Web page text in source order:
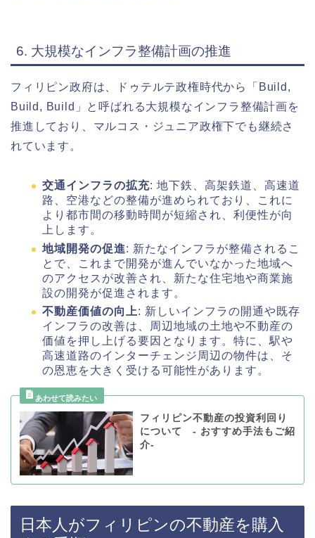
6. 大規模なインフラ整備計画の推進
フィリピン政府は、ドゥテルテ政権時代から「Build,
Build, Build」と呼ばれる大規模なインフラ整備計画を
推進しており、マルコス・ジュニア政権下でも継続さ
れています。
交通インフラの拡充: 地下鉄、高架鉄道、高速道
路、空港などの整備が進められており、これに
より都市間の移動時間が短縮され、利便性が向
上します。
地域開発の促進: 新たなインフラが整備されるこ
とで、これまで開発が進んでいなかった地域へ
のアクセスが改善され、新たな住宅地や商業施
設の開発が促進されます。
不動産価値の向上: 新しいインフラの開通や既存
インフラの改善は、周辺地域の土地や不動産の
価値を押し上げる要因となります。特に、駅や
高速道路のインターチェンジ周辺の物件は、そ
の恩恵を大きく受ける可能性があります。
フィリピン不動産の投資利回り
について - おすすめ手法もご紹
介-
日本人がフィリピンの不動産を購入